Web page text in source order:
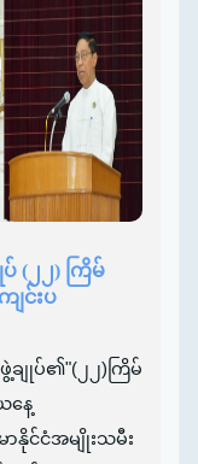
ပ် (၂၂) ကြိမ်
င်းပ
ျုပ်၏"(၂၂)ကြိမ်
နေ့
ာနိုင်ငံအမျိုးသမီး